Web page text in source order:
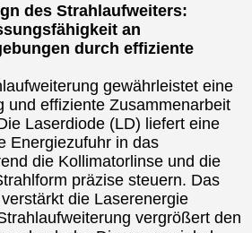
des Strahlaufweiters:
an
durch effiziente
gewährleistet eine
und effiziente Zusammenarbeit
Laserdiode (LD) liefert eine
Energiezufuhr in das
die Kollimatorlinse und die
präzise steuern. Das
die Laserenergie
vergrößert den